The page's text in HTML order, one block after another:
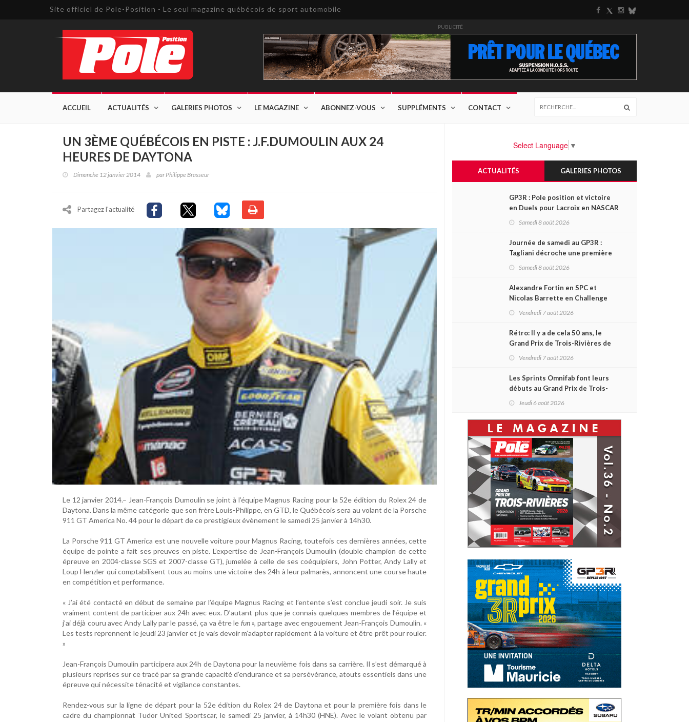
Site officiel de Pole-Position - Le seul magazine québécois de sport automobile
PUBLICITÉ
ACCUEIL ACTUALITÉS GALERIES PHOTOS LE MAGAZINE ABONNEZ-VOUS SUPPLÉMENTS CONTACT
UN 3ÈME QUÉBÉCOIS EN PISTE : J.F.DUMOULIN AUX 24
HEURES DE DAYTONA
Dimanche 12 janvier 2014 parPhilippe Brasseur
Partagez l'actualité
Le 12 janvier 2014.– Jean-François Dumoulin se joint à l’équipe Magnus Racing pour la 52e édition du Rolex 24 de
Daytona. Dans la même catégorie que son frère Louis-Philippe, en GTD, le Québécois sera au volant de la Porsche
911 GT America No. 44 pour le départ de ce prestigieux évènement le samedi 25 janvier à 14h30.
La Porsche 911 GT America est une nouvelle voiture pour Magnus Racing, toutefois ces dernières années, cette
équipe de pointe a fait ses preuves en piste. L’expertise de Jean-François Dumoulin (double champion de cette
épreuve en 2004-classe SGS et 2007-classe GT), jumelée à celle de ses coéquipiers, John Potter, Andy Lally et
Loup Henzler qui comptabilisent tous au moins une victoire des 24h à leur palmarès, annoncent une course haute
en compétition et performance.
« J’ai été contacté en début de semaine par l’équipe Magnus Racing et l’entente s’est conclue jeudi soir. Je suis
vraiment content de participer aux 24h avec eux. D’autant plus que je connais quelques membres de l’équipe et
j’ai déjà couru avec Andy Lally par le passé, ça va être le fun», partage avec engouement Jean-François Dumoulin. «
Les tests reprennent le jeudi 23 janvier et je vais devoir m’adapter rapidement à la voiture et être prêt pour rouler.
»
Jean-François Dumoulin participera aux 24h de Daytona pour la neuvième fois dans sa carrière. Il s’est démarqué à
plusieurs reprises sur ce tracé par sa grande capacité d’endurance et sa persévérance, atouts essentiels dans une
épreuve qui nécessite ténacité et vigilance constantes.
Rendez-vous sur la ligne de départ pour la 52e édition du Rolex 24 de Daytona et pour la première fois dans le
cadre du championnat Tudor United Sportscar, le samedi 25 janvier, à 14h30 (HNE). Avec le volant obtenu par
Select Language ▼
ACTUALITÉS GALERIES PHOTOS
GP3R : Pole position et victoire
en Duels pour Lacroix en NASCAR
Canada; Camirand remporte
Samedi 8 août 2026
Journée de samedi au GP3R :
Tagliani décroche une première
victoire en Coupe Radical; des
toutes les séries
Samedi 8 août 2026
Alexandre Fortin en SPC et
Nicolas Barrette en Challenge
Canada héros des premières
Vendredi 7 août 2026
Rétro: Il y a de cela 50 ans, le
Grand Prix de Trois-Rivières de
1976
Vendredi 7 août 2026
Les Sprints Omnifab font leurs
débuts au Grand Prix de Trois-
Rivières avec un format inspiré
Jeudi 6 août 2026